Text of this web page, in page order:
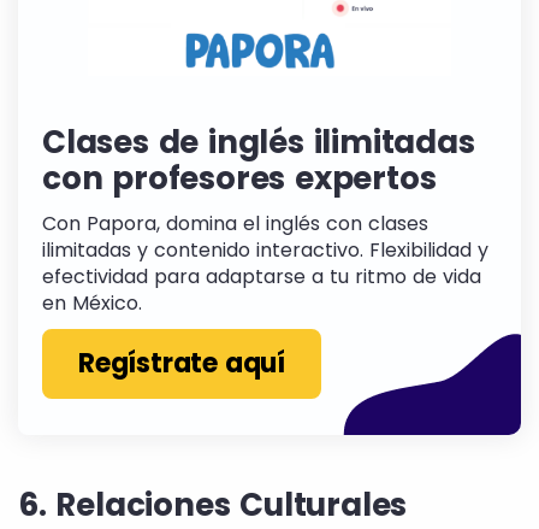
Clases de inglés ilimitadas
con profesores expertos
Con Papora, domina el inglés con clases
ilimitadas y contenido interactivo. Flexibilidad y
efectividad para adaptarse a tu ritmo de vida
en México.
Regístrate aquí
6. Relaciones Culturales